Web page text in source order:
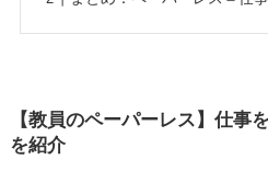
【教員のペーパーレス】仕事
を紹介